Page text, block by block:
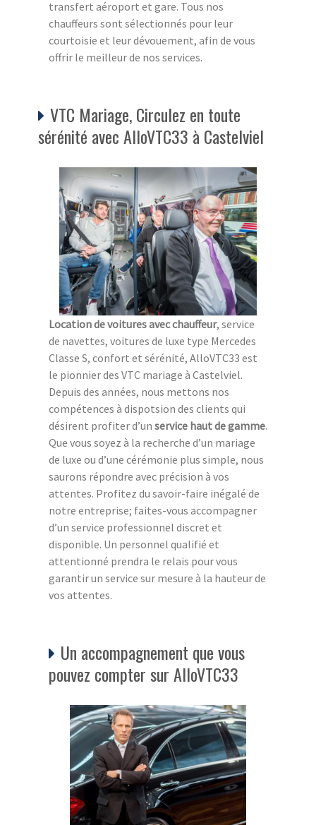
transfert aéroport et gare. Tous nos
chauffeurs sont sélectionnés pour leur
courtoisie et leur dévouement, afin de vous
offrir le meilleur de nos services.
VTC Mariage, Circulez en toute
sérénité avec AlloVTC33 à Castelviel
Location de voitures avec chauffeur, service
de navettes, voitures de luxe type Mercedes
Classe S, confort et sérénité, AlloVTC33 est
le pionnier des VTC mariage à Castelviel.
Depuis des années, nous mettons nos
compétences à dispotsion des clients qui
désirent profiter d’un service haut de gamme.
Que vous soyez à la recherche d’un mariage
de luxe ou d’une cérémonie plus simple, nous
saurons répondre avec précision à vos
attentes. Profitez du savoir-faire inégalé de
notre entreprise; faites-vous accompagner
d’un service professionnel discret et
disponible. Un personnel qualifié et
attentionné prendra le relais pour vous
garantir un service sur mesure à la hauteur de
vos attentes.
Un accompagnement que vous
pouvez compter sur AlloVTC33